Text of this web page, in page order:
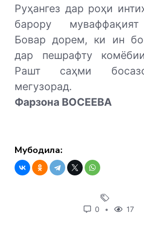
Руҳангез дар роҳи
барору
Бовар дорем, ки ин
дар пешрафту
Рашт саҳми
мегузорад.
Фарзона ВОСЕЕВА
Мубодила:
0 17